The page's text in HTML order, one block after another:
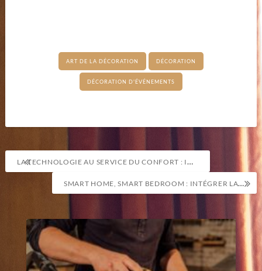
ART DE LA DÉCORATION DÉCORATION
DÉCORATION D'ÉVÉNEMENTS
Navigation
de
l’article
LA TECHNOLOGIE AU SERVICE DU CONFORT : INTÉGRER DES SOLUTIONS INTELLIGENTES DANS LA RÉNOVATION
SMART HOME, SMART BEDROOM : INTÉGRER LA TECHNOLOGIE DANS LA RÉNOVATION DE VOTRE CHAMBRE